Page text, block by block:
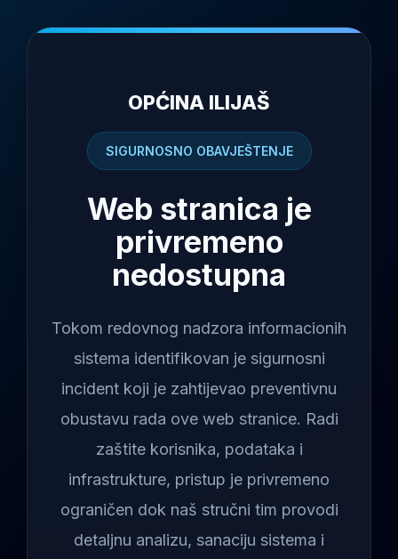
OPĆINA ILIJAŠ
SIGURNOSNO OBAVJEŠTENJE
Web stranica je
privremeno
nedostupna
Tokom redovnog nadzora informacionih
sistema identifikovan je sigurnosni
incident koji je zahtijevao preventivnu
obustavu rada ove web stranice. Radi
zaštite korisnika, podataka i
infrastrukture, pristup je privremeno
ograničen dok naš stručni tim provodi
detaljnu analizu, sanaciju sistema i